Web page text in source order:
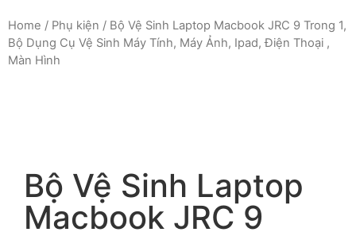
Home / Phụ kiện / Bộ Vệ Sinh Laptop Macbook JRC 9 Trong 1,
Bộ Dụng Cụ Vệ Sinh Máy Tính, Máy Ảnh, Ipad, Điện Thoại ,
Màn Hình
Bộ Vệ Sinh Laptop
Macbook JRC 9